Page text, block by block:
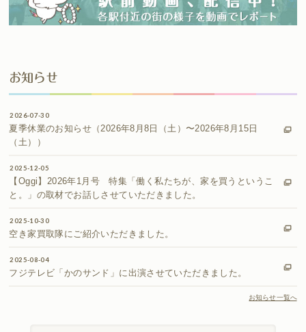
お知らせ
2026-07-30
夏季休業のお知らせ（2026年8月8日（土）〜2026年8月15日
（土））
2025-12-05
【Oggi】2026年1月号 特集「働く私たちが、家を買うというこ
と。」の取材でお話しさせていただきました。
2025-10-30
空き家買取隊にご紹介いただきました。
2025-08-04
フジテレビ「かのサンド」に出演させていただきました。
お知らせ一覧へ